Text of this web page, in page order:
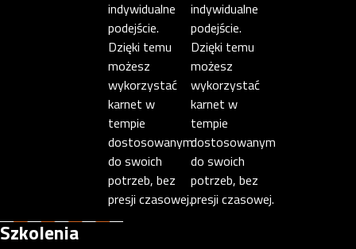
indywidualne
podejście.
Dzięki temu
możesz
wykorzystać
karnet w
tempie
dostosowanym
do swoich
potrzeb, bez
presji czasowej.
indywidualne
podejście.
Dzięki temu
możesz
wykorzystać
karnet w
tempie
dostosowanym
do swoich
potrzeb, bez
presji czasowej.
Szkolenia